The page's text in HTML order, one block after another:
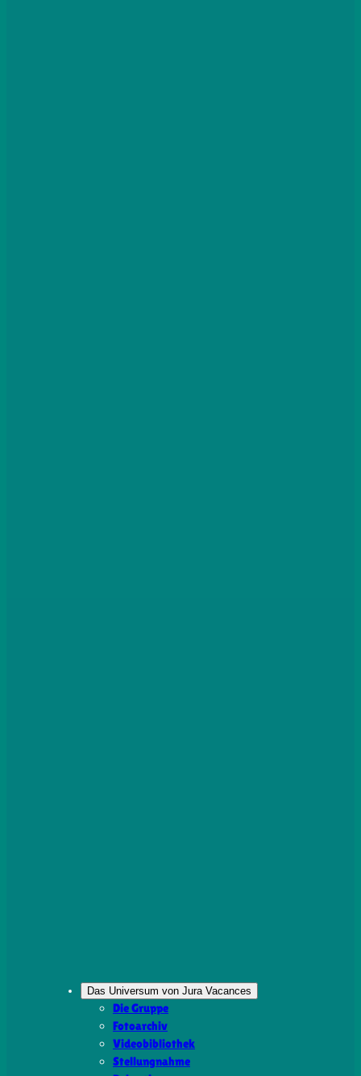
Das Universum von Jura Vacances
Die Gruppe
Fotoarchiv
Videobibliothek
Stellungnahme